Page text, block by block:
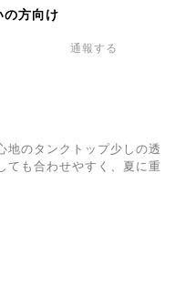
の方向け
通報する
地のタンクトップ少しの透
ても合わせやすく、夏に重